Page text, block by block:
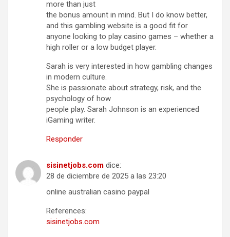
more than just
the bonus amount in mind. But I do know better,
and this gambling website is a good fit for
anyone looking to play casino games – whether a
high roller or a low budget player.
Sarah is very interested in how gambling changes
in modern culture.
She is passionate about strategy, risk, and the
psychology of how
people play. Sarah Johnson is an experienced
iGaming writer.
Responder
sisinetjobs.com dice:
28 de diciembre de 2025 a las 23:20
online australian casino paypal
References:
sisinetjobs.com